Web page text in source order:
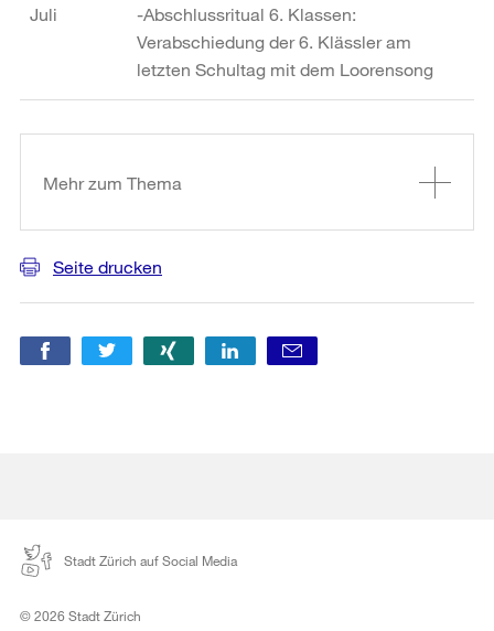
Juli
-Abschlussritual 6. Klassen:
Verabschiedung der 6. Klässler am
letzten Schultag mit dem Loorensong
Mehr zum Thema
Seite drucken
Stadt Zürich auf Social Media
© 2026 Stadt Zürich